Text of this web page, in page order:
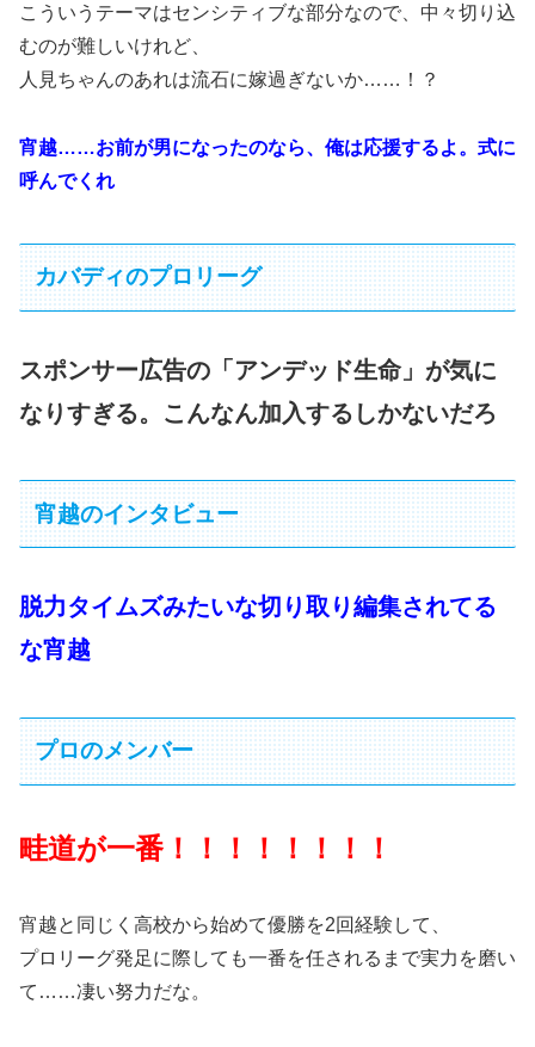
こういうテーマはセンシティブな部分なので、中々切り込
むのが難しいけれど、
人見ちゃんのあれは流石に嫁過ぎないか……！？
宵越……お前が男になったのなら、俺は応援するよ。式に
呼んでくれ
カバディのプロリーグ
スポンサー広告の「アンデッド生命」が気に
なりすぎる。こんなん加入するしかないだろ
宵越のインタビュー
脱力タイムズみたいな切り取り編集されてる
な宵越
プロのメンバー
畦道が一番！！！！！！！！
宵越と同じく高校から始めて優勝を2回経験して、
プロリーグ発足に際しても一番を任されるまで実力を磨い
て……凄い努力だな。